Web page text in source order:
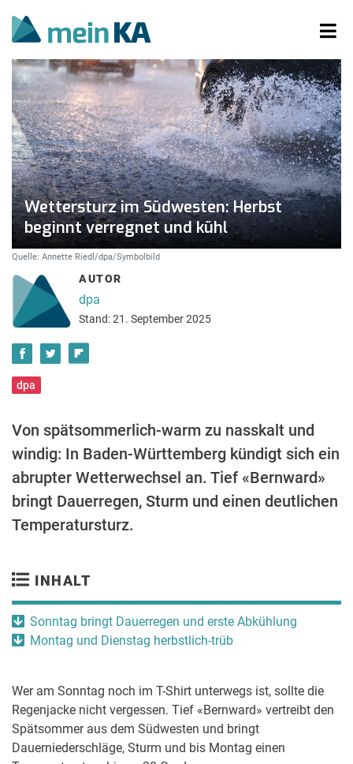
Wettersturz im Südwesten: Herbst
beginnt verregnet und kühl
Quelle: Annette Riedl/dpa/Symbolbild
AUTOR
dpa
Stand: 21. September 2025
dpa
Von spätsommerlich-warm zu nasskalt und
windig: In Baden-Württemberg kündigt sich ein
abrupter Wetterwechsel an. Tief «Bernward»
bringt Dauerregen, Sturm und einen deutlichen
Temperatursturz.
INHALT
Sonntag bringt Dauerregen und erste Abkühlung
Montag und Dienstag herbstlich-trüb
Wer am Sonntag noch im T-Shirt unterwegs ist, sollte die
Regenjacke nicht vergessen. Tief «Bernward» vertreibt den
Spätsommer aus dem Südwesten und bringt
Dauerniederschläge, Sturm und bis Montag einen